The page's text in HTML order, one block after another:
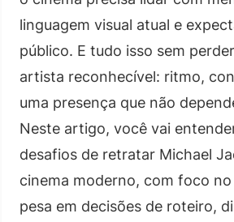
linguagem visual atual e
público. E tudo isso sem
artista reconhecível: ritmo,
uma presença que não
Neste artigo, você vai
desafios de retratar Michael
cinema moderno, com foco
pesa em decisões de roteiro,